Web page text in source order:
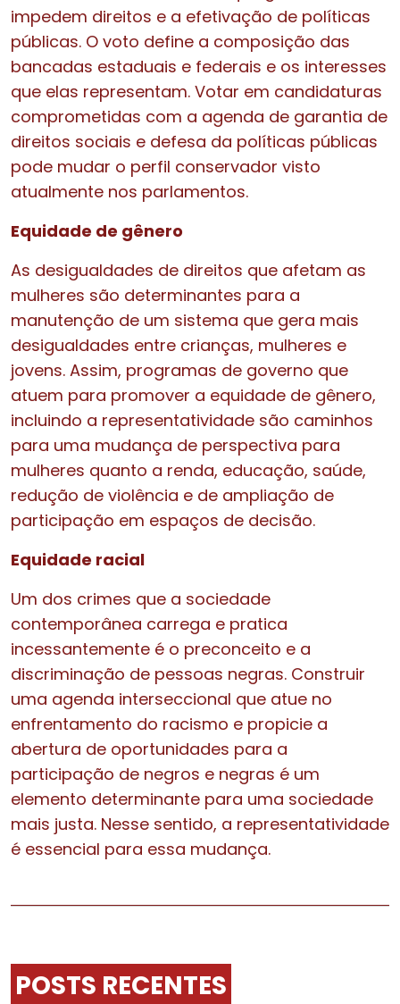
impedem direitos e a efetivação de políticas
públicas. O voto define a composição das
bancadas estaduais e federais e os interesses
que elas representam. Votar em candidaturas
comprometidas com a agenda de garantia de
direitos sociais e defesa da políticas públicas
pode mudar o perfil conservador visto
atualmente nos parlamentos.
Equidade de gênero
As desigualdades de direitos que afetam as
mulheres são determinantes para a
manutenção de um sistema que gera mais
desigualdades entre crianças, mulheres e
jovens. Assim, programas de governo que
atuem para promover a equidade de gênero,
incluindo a representatividade são caminhos
para uma mudança de perspectiva para
mulheres quanto a renda, educação, saúde,
redução de violência e de ampliação de
participação em espaços de decisão.
Equidade racial
Um dos crimes que a sociedade
contemporânea carrega e pratica
incessantemente é o preconceito e a
discriminação de pessoas negras. Construir
uma agenda interseccional que atue no
enfrentamento do racismo e propicie a
abertura de oportunidades para a
participação de negros e negras é um
elemento determinante para uma sociedade
mais justa. Nesse sentido, a representatividade
é essencial para essa mudança.
POSTS RECENTES